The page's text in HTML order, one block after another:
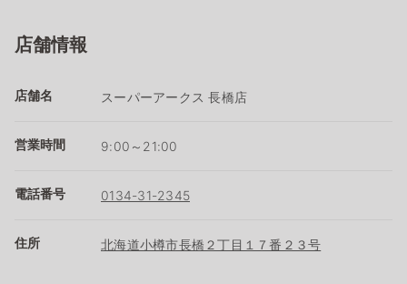
店舗情報
店舗名 スーパーアークス 長橋店
営業時間 9:00～21:00
電話番号 0134-31-2345
住所 北海道小樽市長橋２丁目１７番２３号